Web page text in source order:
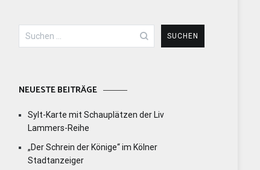
Suchen
nach:
NEUESTE BEITRÄGE
Sylt-Karte mit Schauplätzen der Liv
Lammers-Reihe
„Der Schrein der Könige“ im Kölner
Stadtanzeiger